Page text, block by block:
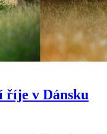
říje v Dánsku